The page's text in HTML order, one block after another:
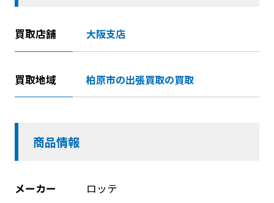
買取店舗 大阪支店
買取地域 柏原市の出張買取の買取
商品情報
メーカー ロッテ